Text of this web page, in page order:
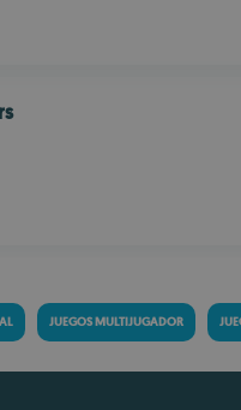
JUEGOS MULTIJUGADOR